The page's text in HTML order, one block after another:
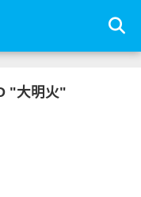
"大明火"